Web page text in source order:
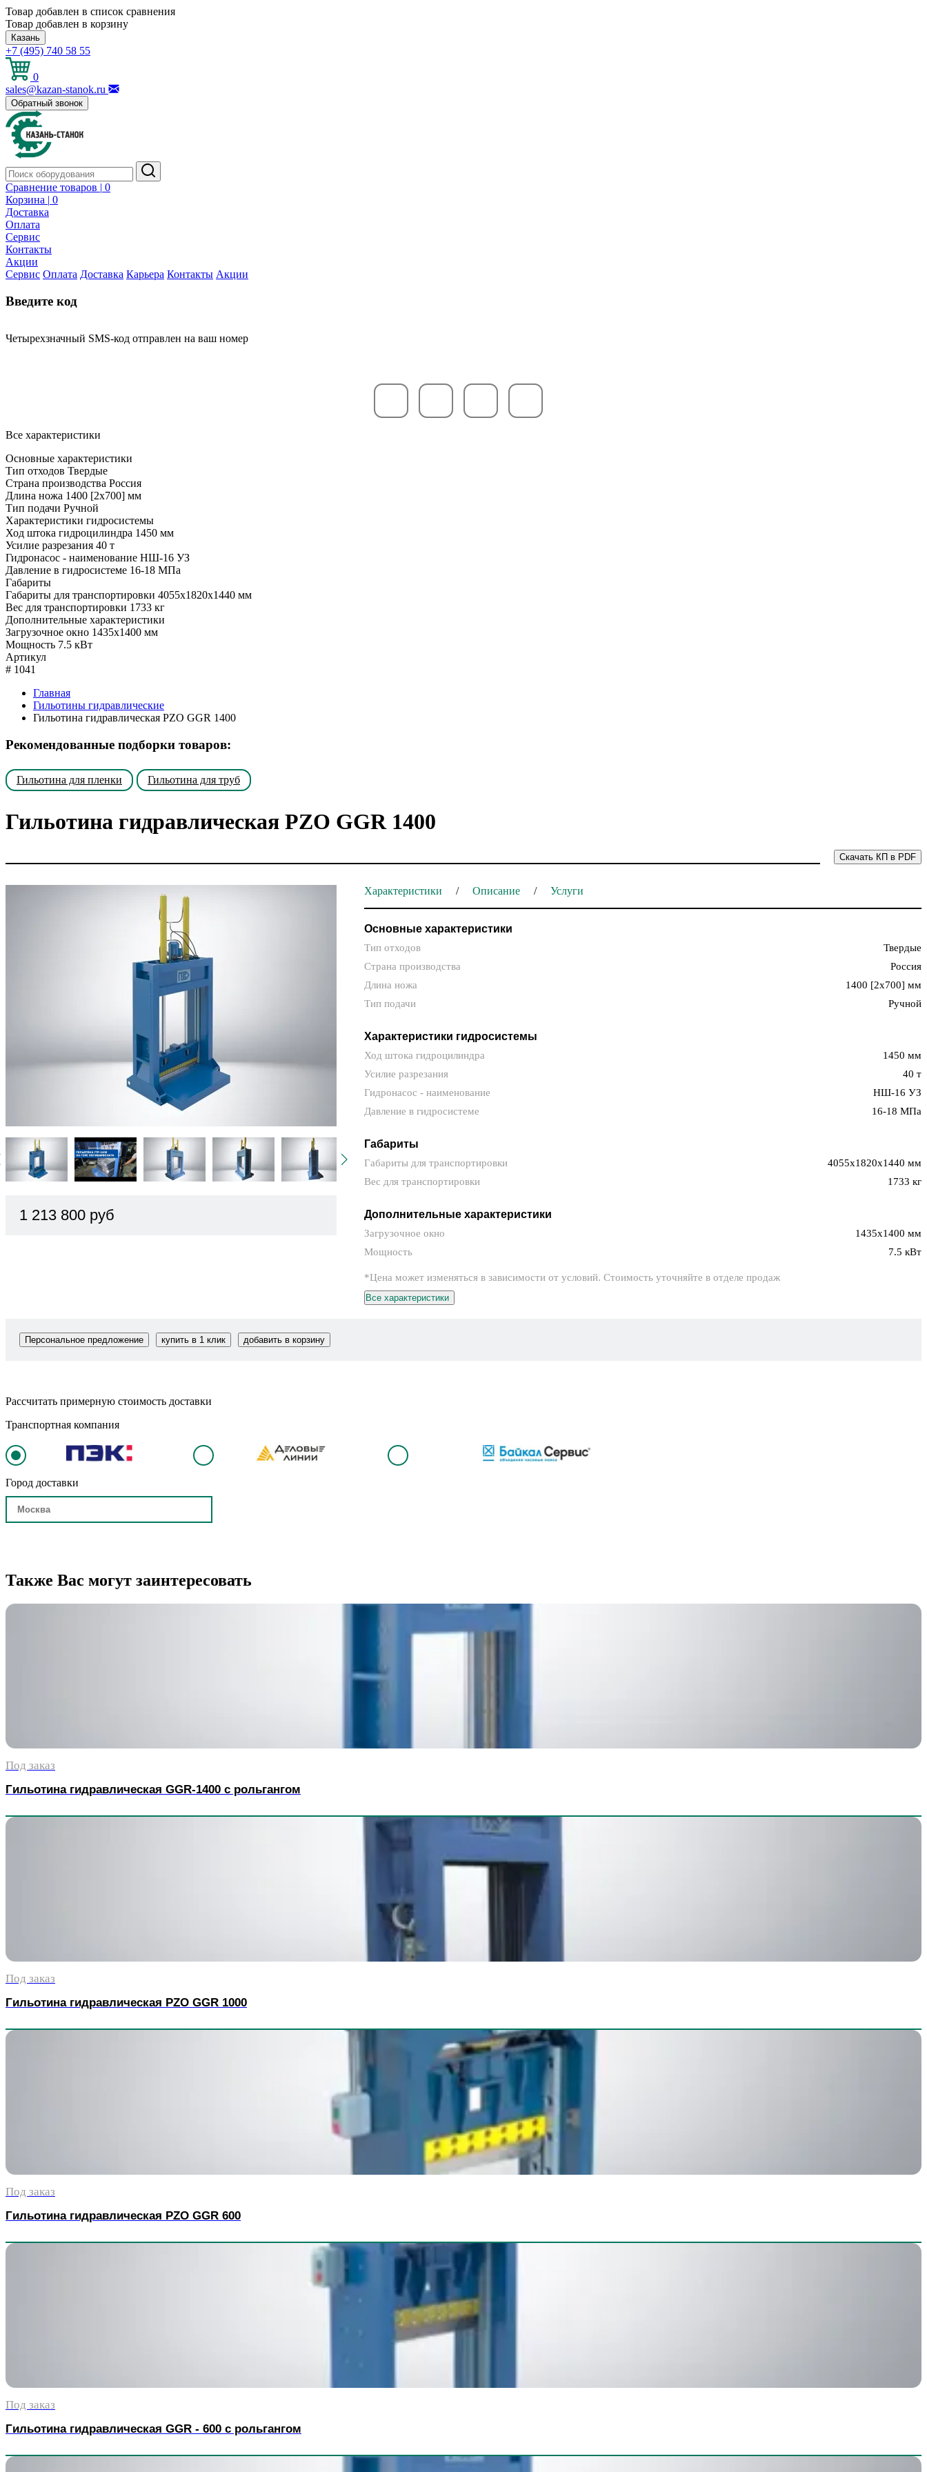
Товар добавлен в список сравнения
Товар добавлен в корзину
Казань
+7 (495) 740 58 55
0
sales@kazan-stanok.ru
Обратный звонок
Сравнение товаров | 0
Корзина | 0
Доставка
Оплата
Сервис
Контакты
Акции
Сервис Оплата Доставка Карьера Контакты Акции
Введите код
Четырехзначный SMS-код отправлен на ваш номер
Все характеристики
Основные характеристики
Тип отходов Твердые
Страна производства Россия
Длина ножа 1400 [2x700] мм
Тип подачи Ручной
Характеристики гидросистемы
Ход штока гидроцилиндра 1450 мм
Усилие разрезания 40 т
Гидронасос - наименование НШ-16 УЗ
Давление в гидросистеме 16-18 МПа
Габариты
Габариты для транспортировки 4055x1820x1440 мм
Вес для транспортировки 1733 кг
Дополнительные характеристики
Загрузочное окно 1435x1400 мм
Мощность 7.5 кВт
Артикул
# 1041
Главная
Гильотины гидравлические
Гильотина гидравлическая PZO GGR 1400
Рекомендованные подборки товаров:
Гильотина для пленки Гильотина для труб
Гильотина гидравлическая PZO GGR 1400
Скачать КП в PDF
1 213 800 руб
Характеристики Описание Услуги
Основные характеристики
Тип отходов
Твердые
Страна производства
Россия
Длина ножа
1400 [2x700] мм
Тип подачи
Ручной
Характеристики гидросистемы
Ход штока гидроцилиндра
1450 мм
Усилие разрезания
40 т
Гидронасос - наименование
НШ-16 УЗ
Давление в гидросистеме
16-18 МПа
Габариты
Габариты для транспортировки
4055x1820x1440 мм
Вес для транспортировки
1733 кг
Дополнительные характеристики
Загрузочное окно
1435x1400 мм
Мощность
7.5 кВт
*Цена может изменяться в зависимости от условий. Стоимость уточняйте в отделе продаж
Все характеристики
Персональное предложение купить в 1 клик добавить в корзину
Рассчитать примерную стоимость доставки
Транспортная компания
Город доставки
Также Вас могут заинтересовать
Под заказ
Гильотина гидравлическая GGR-1400 с рольгангом
Под заказ
Гильотина гидравлическая PZO GGR 1000
Под заказ
Гильотина гидравлическая PZO GGR 600
Под заказ
Гильотина гидравлическая GGR - 600 с рольгангом